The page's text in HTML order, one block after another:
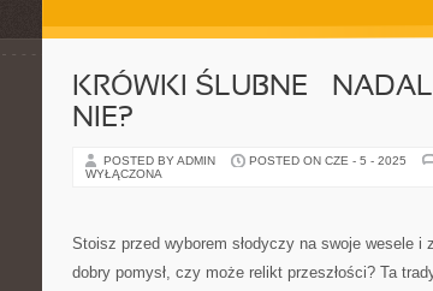
KRÓWKI ŚLUBNE –
NIE?
POSTED BY ADMIN POSTED ON CZE - 5 - 2025
WYŁĄCZONA
Stoisz przed wyborem słodyczy na swoje wesele
dobry pomysł, czy może relikt przeszłości? Ta